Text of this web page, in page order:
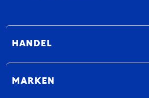
HANDEL
MARKEN